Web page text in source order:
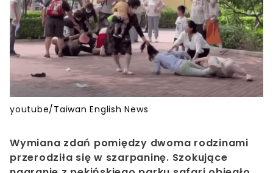
youtube/Taiwan English News
Wymiana zdań pomiędzy dwoma rodzinami
przerodziła się w szarpaninę. Szokujące